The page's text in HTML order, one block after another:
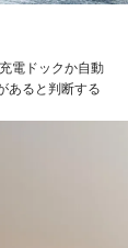
電ドックか自動
あると判断する